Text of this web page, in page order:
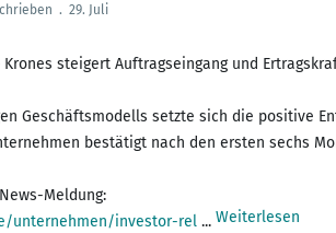
. 29. Juli
steigert Auftragseingang und
Geschäftsmodells setzte sich die positive
bestätigt nach den ersten sechs
unternehmen/investor-rel ... Weiterlesen